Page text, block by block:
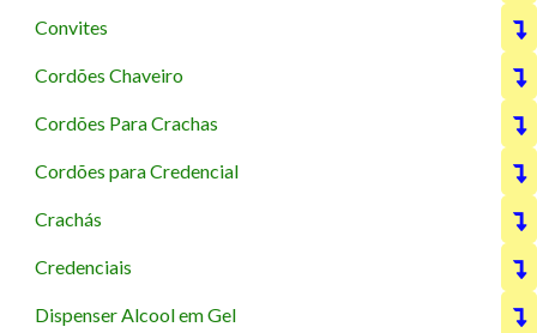
Convites
Cordões Chaveiro
Cordões Para Crachas
Cordões para Credencial
Crachás
Credenciais
Dispenser Alcool em Gel